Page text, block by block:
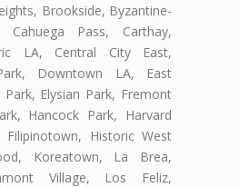
Brookside, Byzantine-
Cahuega Pass, Carthay,
LA, Central City East,
Downtown LA, East
Elysian Park, Fremont
Hancock Park, Harvard
Filipinotown, Historic West
Koreatown, La Brea,
Village, Los Feliz,